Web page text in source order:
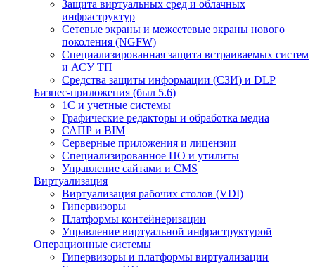
Защита виртуальных сред и облачных
инфраструктур
Сетевые экраны и межсетевые экраны нового
поколения (NGFW)
Специализированная защита встраиваемых систем
и АСУ ТП
Средства защиты информации (СЗИ) и DLP
Бизнес-приложения (был 5.6)
1С и учетные системы
Графические редакторы и обработка медиа
САПР и BIM
Серверные приложения и лицензии
Специализированное ПО и утилиты
Управление сайтами и CMS
Виртуализация
Виртуализация рабочих столов (VDI)
Гипервизоры
Платформы контейнеризации
Управление виртуальной инфраструктурой
Операционные системы
Гипервизоры и платформы виртуализации